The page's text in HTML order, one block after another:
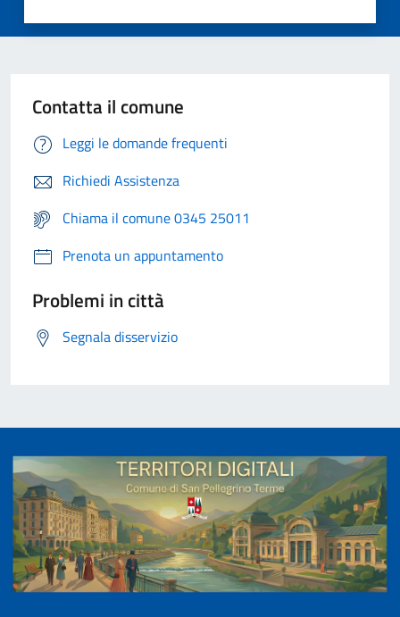
Contatta il comune
Leggi le domande frequenti
Richiedi Assistenza
Chiama il comune 0345 25011
Prenota un appuntamento
Problemi in città
Segnala disservizio